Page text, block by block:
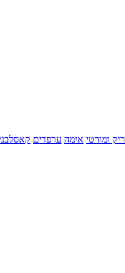
ריק ומורטי אימה ערפדים